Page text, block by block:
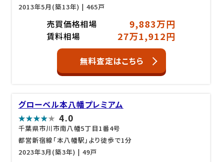
2013年5月(築13年) | 465戸
売買価格相場 9,883万円
賃料相場 27万1,912円
無料査定はこちら
グローベル本八幡プレミアム
4.0
千葉県市川市南八幡5丁目1番4号
都営新宿線「本八幡駅」より徒歩で1分
2023年3月(築3年) | 49戸